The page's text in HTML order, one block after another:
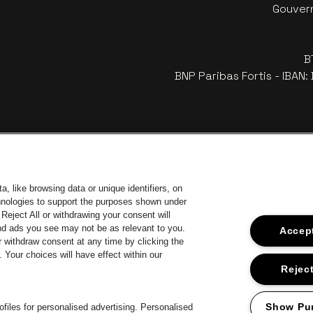
BNP Paribas Fortis -
de website van EuropcarGa naar de website van Voka Limburg
Ga naar de website van
Aperol
van Champagne Pommery
naar de website van Het logo van Jameson in offwhite
Ga naar de website van Het
Ga
like browsing data or unique identifiers, on
to support the purposes shown under
All or withdrawing your consent will
ads you see may not be as relevant to you.
consent at any time by clicking the
choices will have effect within our
for personalised advertising. Personalised
Show